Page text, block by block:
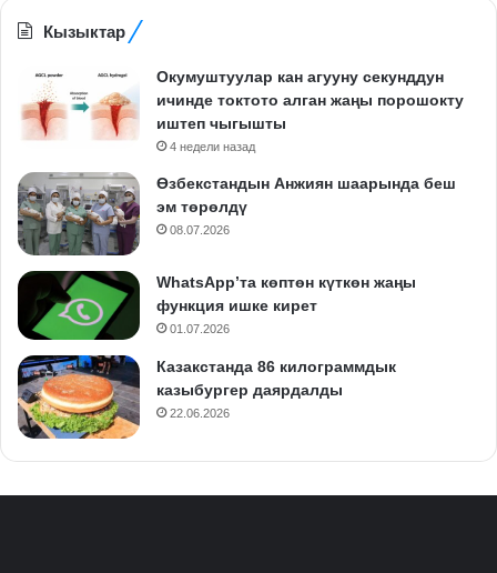
Кызыктар
Окумуштуулар кан агууну секунддун
ичинде токтото алган жаңы порошокту
иштеп чыгышты
4 недели назад
Өзбекстандын Анжиян шаарында беш
эм төрөлдү
08.07.2026
WhatsApp’та көптөн күткөн жаңы
функция ишке кирет
01.07.2026
Казакстанда 86 килограммдык
казыбургер даярдалды
22.06.2026